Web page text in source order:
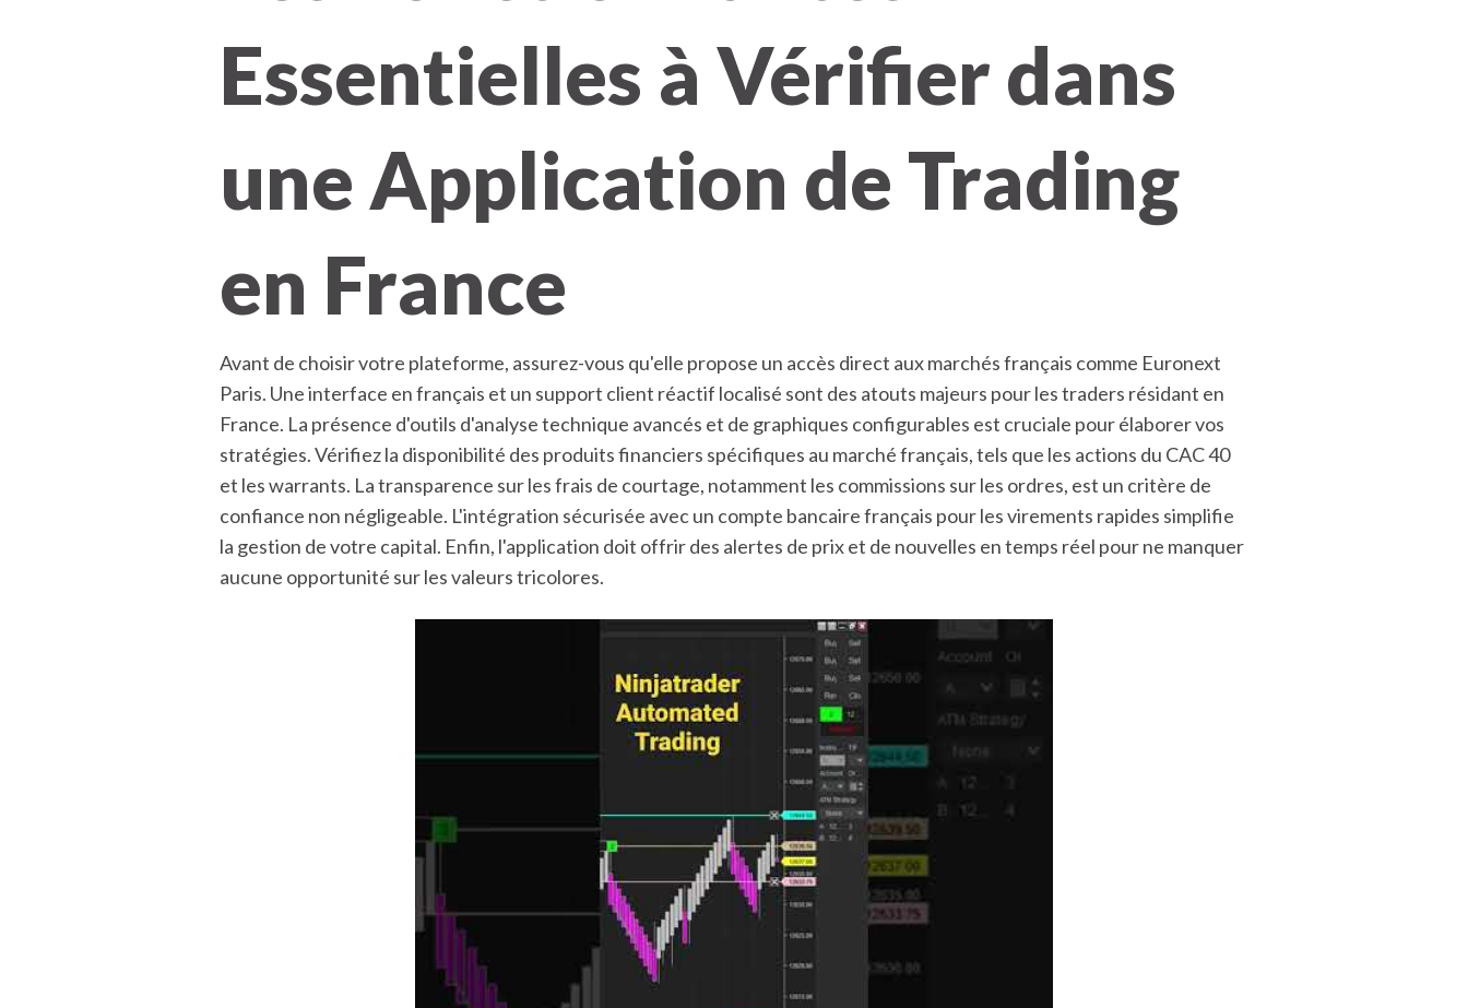
Essentielles à Vérifier dans
une Application de Trading
en France
Avant de choisir votre plateforme, assurez-vous qu'elle propose un accès direct aux marchés français comme Euronext
Paris. Une interface en français et un support client réactif localisé sont des atouts majeurs pour les traders résidant en
France. La présence d'outils d'analyse technique avancés et de graphiques configurables est cruciale pour élaborer vos
stratégies. Vérifiez la disponibilité des produits financiers spécifiques au marché français, tels que les actions du CAC 40
et les warrants. La transparence sur les frais de courtage, notamment les commissions sur les ordres, est un critère de
confiance non négligeable. L'intégration sécurisée avec un compte bancaire français pour les virements rapides simplifie
la gestion de votre capital. Enfin, l'application doit offrir des alertes de prix et de nouvelles en temps réel pour ne manquer
aucune opportunité sur les valeurs tricolores.